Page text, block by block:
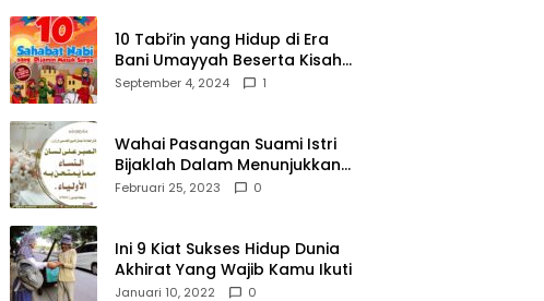
10 Tabi’in yang Hidup di Era
Bani Umayyah Beserta Kisah
Teladan Mereka!
September 4, 2024 1
Wahai Pasangan Suami Istri
Bijaklah Dalam Menunjukkan
Kebahagiaanmu Di Publik
Februari 25, 2023 0
Ini 9 Kiat Sukses Hidup Dunia
Akhirat Yang Wajib Kamu Ikuti
Januari 10, 2022 0